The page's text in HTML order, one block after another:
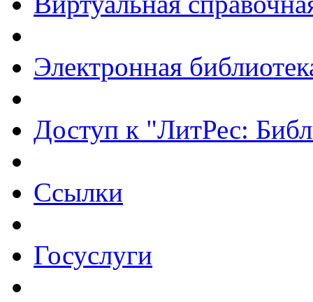
Электронная
Доступ к "ЛитРес:
Ссылки
Госуслуги